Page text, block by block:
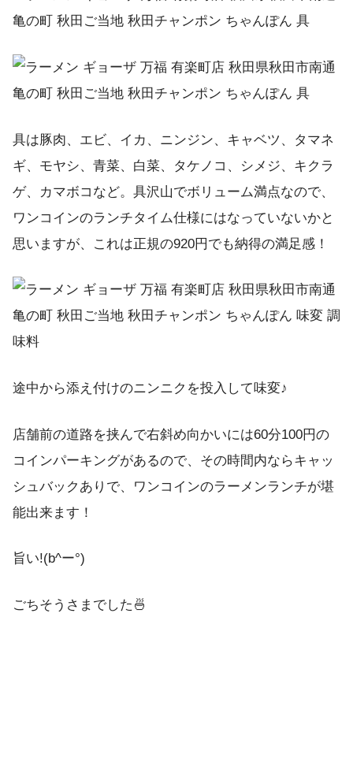
具は豚肉、エビ、イカ、ニンジン、キャベツ、タマネ
ギ、モヤシ、青菜、白菜、タケノコ、シメジ、キクラ
ゲ、カマボコなど。具沢山でボリューム満点なので、
ワンコインのランチタイム仕様にはなっていないかと
思いますが、これは正規の920円でも納得の満足感！
途中から添え付けのニンニクを投入して味変♪
店舗前の道路を挟んで右斜め向かいには60分100円の
コインパーキングがあるので、その時間内ならキャッ
シュバックありで、ワンコインのラーメンランチが堪
能出来ます！
旨い!(b^ー°)
ごちそうさまでした🍜